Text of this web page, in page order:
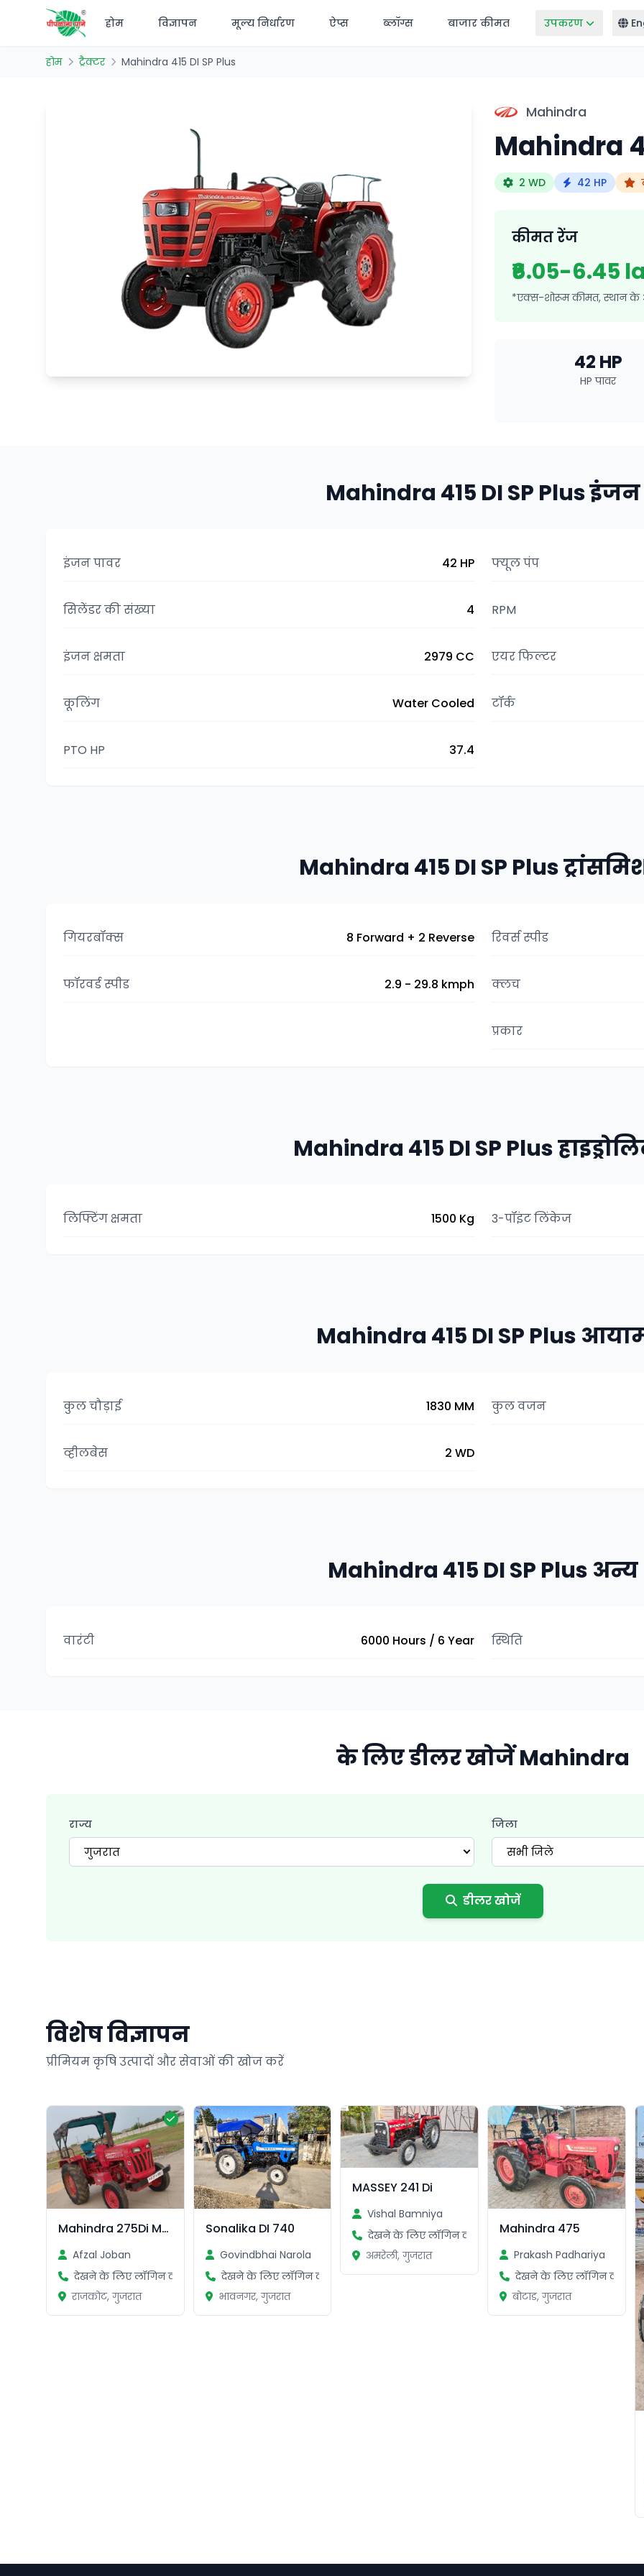
होम विज्ञापन मूल्य निर्धारण ऐप्स ब्लॉग्स बाजार कीमत उपकरण
होम ट्रैक्टर Mahindra 415 DI SP Plus
Mahindra
Mahindra
2 WD 42 HP
कीमत रेंज
₹6.05-6.45
*एक्स-शोरूम कीमत, स्थान के
42 HP
HP पावर
Mahindra 415 DI SP Plus इंजन
इंजन पावर 42 HP
सिलेंडर की संख्या 4
इंजन क्षमता 2979 CC
कूलिंग Water Cooled
PTO HP 37.4
फ्यूल पंप
RPM
एयर फिल्टर
टॉर्क
Mahindra 415 DI SP Plus
गियरबॉक्स 8 Forward + 2 Reverse
फॉरवर्ड स्पीड 2.9 - 29.8 kmph
रिवर्स स्पीड
क्लच
प्रकार
Mahindra 415 DI SP Plus
लिफ्टिंग क्षमता 1500 Kg 3-पॉइंट लिंकेज
Mahindra 415 DI SP Plus
कुल चौड़ाई 1830 MM
व्हीलबेस 2 WD
कुल वजन
Mahindra 415 DI SP Plus अन्य
वारंटी 6000 Hours / 6 Year स्थिति
के लिए डीलर खोजें Mahindra
राज्य
गुजरात
जिला
सभी जिले
डीलर खोजें
विशेष विज्ञापन
प्रीमियम कृषि उत्पादों और सेवाओं की खोज करें
Mahindra 275Di MODEL 2011
Afzal Joban
देखने के लिए लॉगिन करें
राजकोट, गुजरात
Sonalika DI 740
Govindbhai Narola
देखने के लिए लॉगिन करें
भावनगर, गुजरात
MASSEY 241 Di
Vishal Bamniya
देखने के लिए लॉगिन करें
अमरेली, गुजरात
Mahindra 475
Prakash Padhariya
देखने के लिए लॉगिन करें
बोटाड, गुजरात